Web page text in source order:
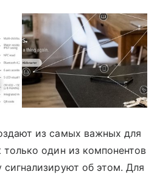
из самых важных для
один из компонентов
сигнализируют об этом. Для